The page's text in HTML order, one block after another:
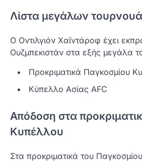
Λίστα μεγάλων τουρνουά
Ο Οντιλγιόν Χαϊντάροφ έχει
Ουζμπεκιστάν στα εξής μεγάλα
Προκριματικά Παγκοσμίου
Κύπελλο Ασίας AFC
Απόδοση στα
Κυπέλλου
Στα προκριματικά του